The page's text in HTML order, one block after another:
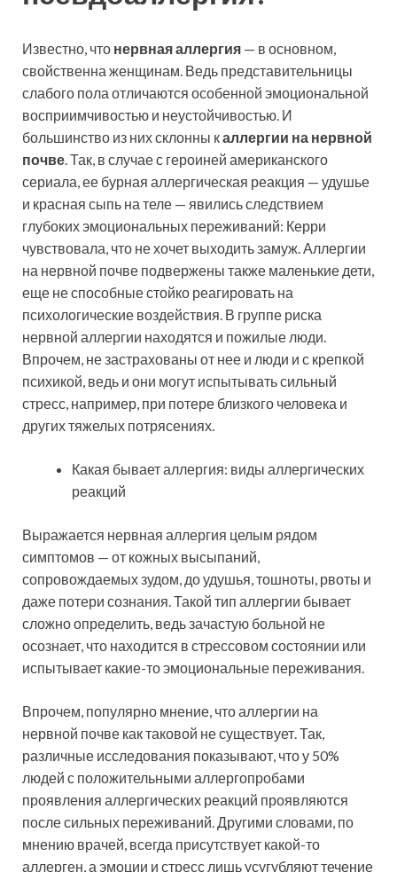
Известно, что нервная аллергия — в основном,
свойственна женщинам. Ведь представительницы
слабого пола отличаются особенной эмоциональной
восприимчивостью и неустойчивостью. И
большинство из них склонны каллергии на нервной
почве. Так, в случае с героиней американского
сериала, ее бурная аллергическая реакция — удушье
и красная сыпь на теле — явились следствием
глубоких эмоциональных переживаний: Керри
чувствовала, что не хочет выходить замуж. Аллергии
на нервной почве подвержены также маленькие дети,
еще не способные стойко реагировать на
психологические воздействия. В группе риска
нервной аллергии находятся и пожилые люди.
Впрочем, не застрахованы от нее и люди и с крепкой
психикой, ведь и они могут испытывать сильный
стресс, например, при потере близкого человека и
других тяжелых потрясениях.
Какая бывает аллергия: виды аллергических
реакций
Выражается нервная аллергия целым рядом
симптомов — от кожных высыпаний,
сопровождаемых зудом, до удушья, тошноты, рвоты и
даже потери сознания. Такой тип аллергии бывает
сложно определить, ведь зачастую больной не
осознает, что находится в стрессовом состоянии или
испытывает какие-то эмоциональные переживания.
Впрочем, популярно мнение, что аллергии на
нервной почве как таковой не существует. Так,
различные исследования показывают, что у 50%
людей с положительными аллергопробами
проявления аллергических реакций проявляются
после сильных переживаний. Другими словами, по
мнению врачей, всегда присутствует какой-то
аллерген, а эмоции и стресс лишь усугубляют течение